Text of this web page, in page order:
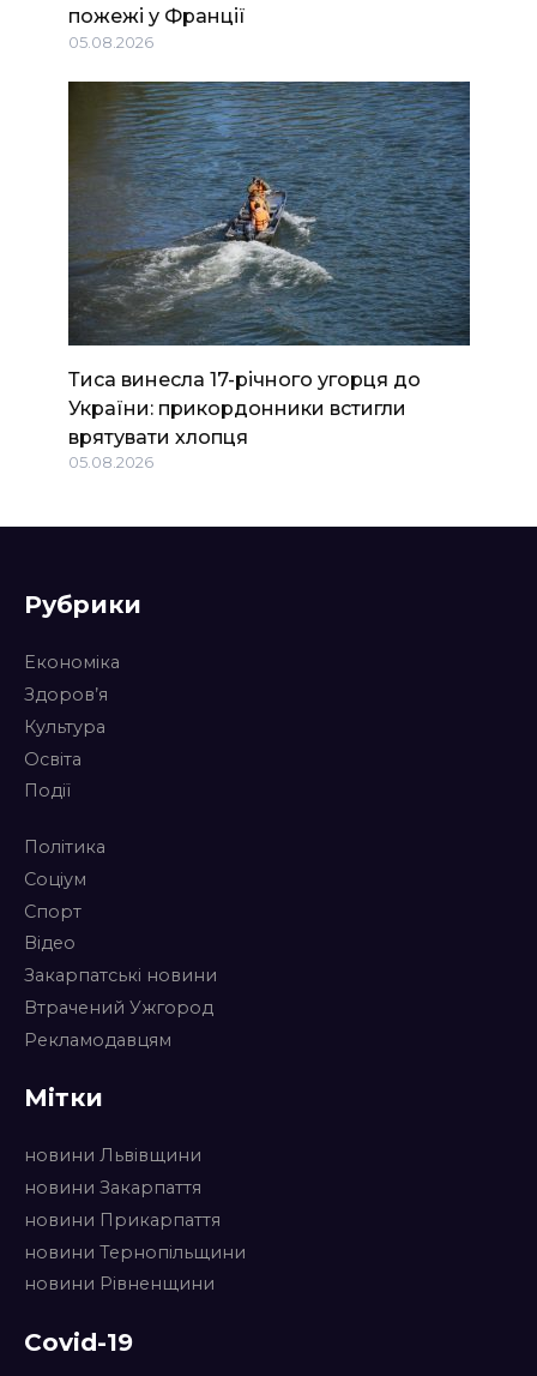
пожежі у Франції
05.08.2026
Тиса винесла 17-річного угорця до
України: прикордонники встигли
врятувати хлопця
05.08.2026
Рубрики
Економіка
Здоров’я
Культура
Освіта
Події
Політика
Соціум
Спорт
Відео
Закарпатські новини
Втрачений Ужгород
Рекламодавцям
Мітки
новини Львівщини
новини Закарпаття
новини Прикарпаття
новини Тернопільщини
новини Рівненщини
Covid-19